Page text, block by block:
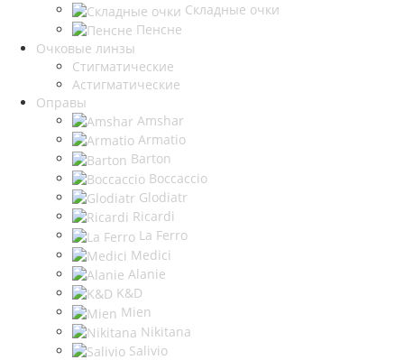
Складные очки
Пенсне
Очковые линзы
Стигматические
Астигматические
Оправы
Amshar
Armatio
Barton
Boccaccio
Glodiatr
Ricardi
La Ferro
Medici
Alanie
K&D
Mien
Nikitana
Salivio